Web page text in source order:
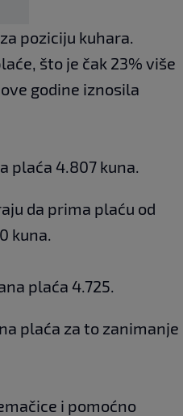
poziciju kuhara.
što je čak 23% više
godine iznosila
plaća 4.807 kuna.
da prima plaću od
kuna.
plaća 4.725.
plaća za to zanimanje
i pomoćno